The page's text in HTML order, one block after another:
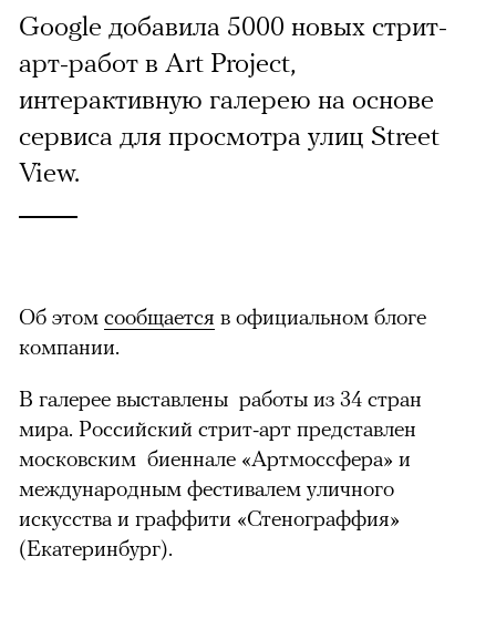
Google добавила 5000 новых стрит-
арт-работ в Art Project,
интерактивную галерею на основе
сервиса для просмотра улиц Street
View.
Об этом сообщается в официальном блоге
компании.
В галерее выставлены работы из 34 стран
мира. Российский стрит-арт представлен
московским биеннале «Артмоссфера» и
международным фестивалем уличного
искусства и граффити «Стенограффия»
(Екатеринбург).